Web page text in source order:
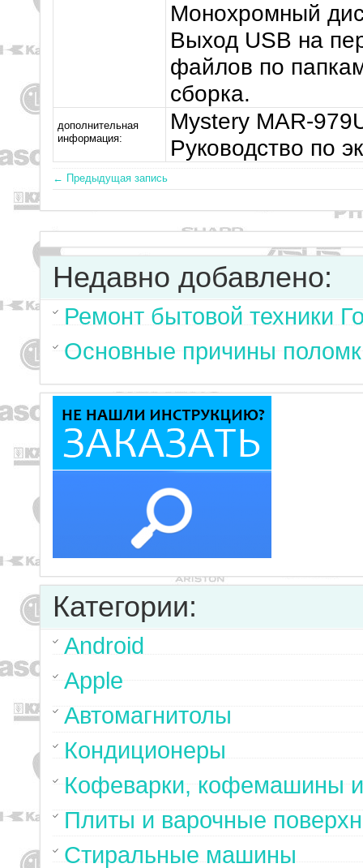
Монохромный
Выход USB на
файлов по
сборка.
дополнительная
информация:
Mystery MAR-
Руководство по
← Предыдущая запись
Недавно добавлено:
Ремонт бытовой техники
Основные причины
Категории:
Android
Apple
Автомагнитолы
Кондиционеры
Кофеварки, кофемашины
Плиты и варочные
Стиральные машины